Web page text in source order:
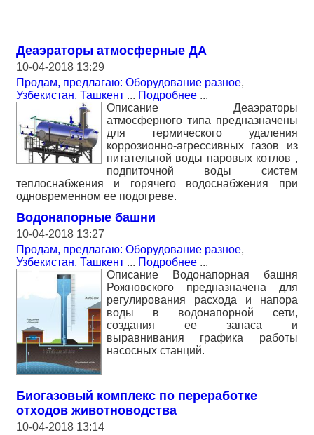
Деаэраторы атмосферные ДА
10-04-2018 13:29
Продам, предлагаю: Оборудование разное,
Узбекистан, Ташкент ... Подробнее ...
Описание Деаэраторы
атмосферного типа предназначены
для термического удаления
коррозионно-агрессивных газов из
питательной воды паровых котлов ,
подпиточной воды систем
теплоснабжения и горячего водоснабжения при
одновременном ее подогреве.
Водонапорные башни
10-04-2018 13:27
Продам, предлагаю: Оборудование разное,
Узбекистан, Ташкент ... Подробнее ...
Описание Водонапорная башня
Рожновского предназначена для
регулирования расхода и напора
воды в водонапорной сети,
создания ее запаса и
выравнивания графика работы
насосных станций.
Биогазовый комплекс по переработке
отходов животноводства
10-04-2018 13:14